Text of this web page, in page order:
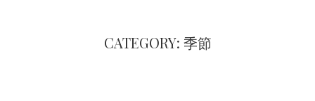
CATEGORY: 季節